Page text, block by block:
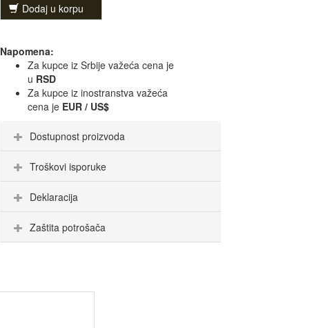
Dodaj u korpu
Napomena:
Za kupce iz Srbije važeća cena je
u RSD
Za kupce iz inostranstva važeća
cena je EUR / US$
Dostupnost proizvoda
Troškovi isporuke
Deklaracija
Zaštita potrošača